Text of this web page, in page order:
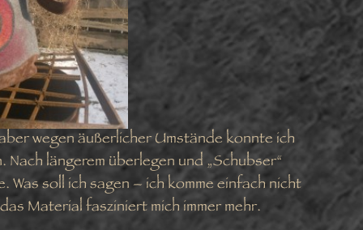
wegen äußerlicher Umstände konnte ich
längerem überlegen und „Schubser“
soll ich sagen – ich komme einfach nicht
Material fasziniert mich immer mehr.